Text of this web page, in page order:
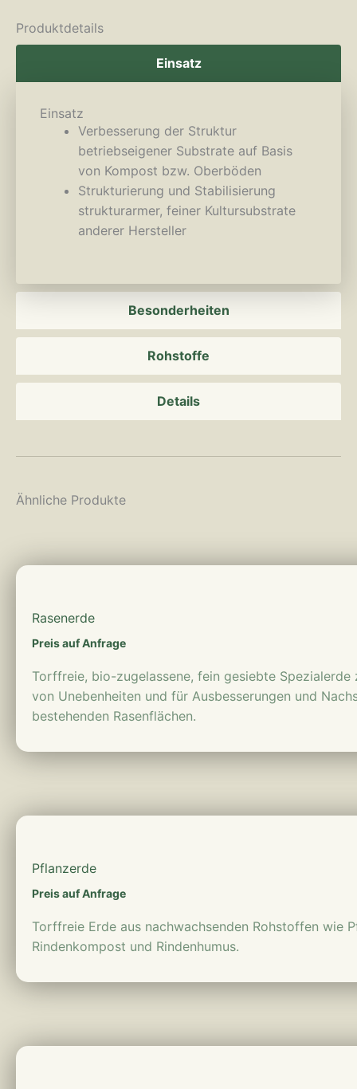
Produktdetails
Einsatz
Besonderheiten
Rohstoffe
Details
Einsatz
Verbesserung der Struktur
betriebseigener Substrate auf Basis
von Kompost bzw. Oberböden
Strukturierung und Stabilisierung
strukturarmer, feiner Kultursubstrate
anderer Hersteller
Ähnliche Produkte
Rasenerde
Preis auf Anfrage
Torffreie, bio-zugelassene, fein gesiebte Spezialerde
von Unebenheiten und für Ausbesserungen und
bestehenden Rasenflächen.
Pflanzerde
Preis auf Anfrage
Torffreie Erde aus nachwachsenden Rohstoffen wie
Rindenkompost und Rindenhumus.